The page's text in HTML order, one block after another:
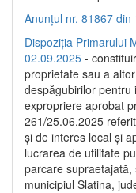
Anunțul nr. 81867 din
Dispoziția Primarului
02.09.2025 -
proprietate sau a
despăgubirilor
expropriere aprobat
261/25.06.2025
și de interes local și
lucrarea de utilitate
parcare
municipiul Slatina,